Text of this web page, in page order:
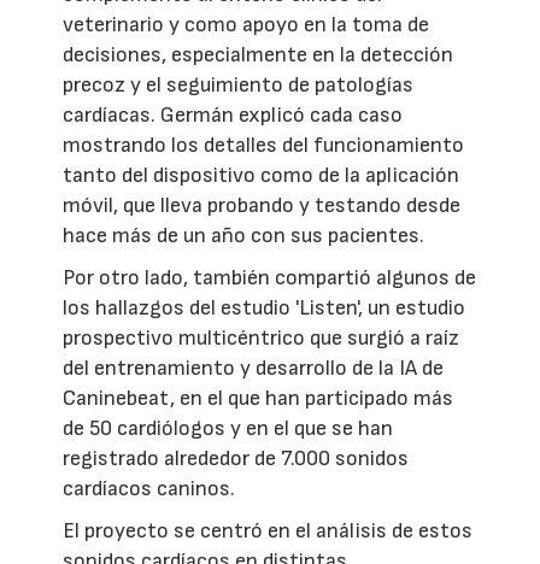
veterinario y como apoyo en la toma de
decisiones, especialmente en la detección
precoz y el seguimiento de patologías
cardíacas. Germán explicó cada caso
mostrando los detalles del funcionamiento
tanto del dispositivo como de la aplicación
móvil, que lleva probando y testando desde
hace más de un año con sus pacientes.
Por otro lado, también compartió algunos de
los hallazgos del estudio 'Listen', un estudio
prospectivo multicéntrico que surgió a raíz
del entrenamiento y desarrollo de la IA de
Caninebeat, en el que han participado más
de 50 cardiólogos y en el que se han
registrado alrededor de 7.000 sonidos
cardíacos caninos.
El proyecto se centró en el análisis de estos